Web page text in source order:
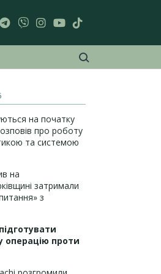
на початку
про роботу
та системою
на
затримали
з
операцію проти